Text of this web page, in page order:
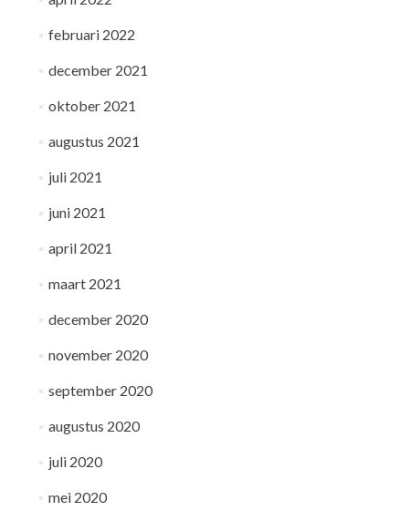
februari 2022
december 2021
oktober 2021
augustus 2021
juli 2021
juni 2021
april 2021
maart 2021
december 2020
november 2020
september 2020
augustus 2020
juli 2020
mei 2020